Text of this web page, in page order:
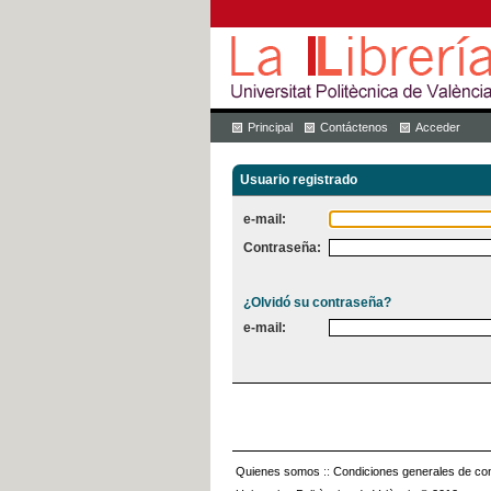
Principal Contáctenos Acceder
Usuario registrado
e-mail:
Contraseña:
¿Olvidó su contraseña?
e-mail:
Quienes somos :: Condiciones generales de